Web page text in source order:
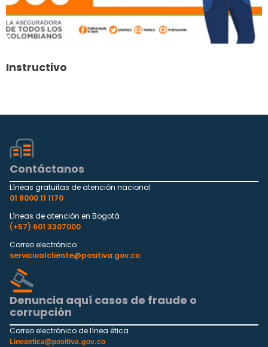
Instructivo
Contáctanos
Líneas gratuitas de atención nacional
01 8000 11 1170
Líneas de atención en Bogotá
(+57) 601 3307000
Correo electrónico
servicioalcliente@positiva.gov.co
Denuncia aquí casos de fraude o
corrupción
Correo electrónico de línea ética
Lineaetica@positiva.gov.co